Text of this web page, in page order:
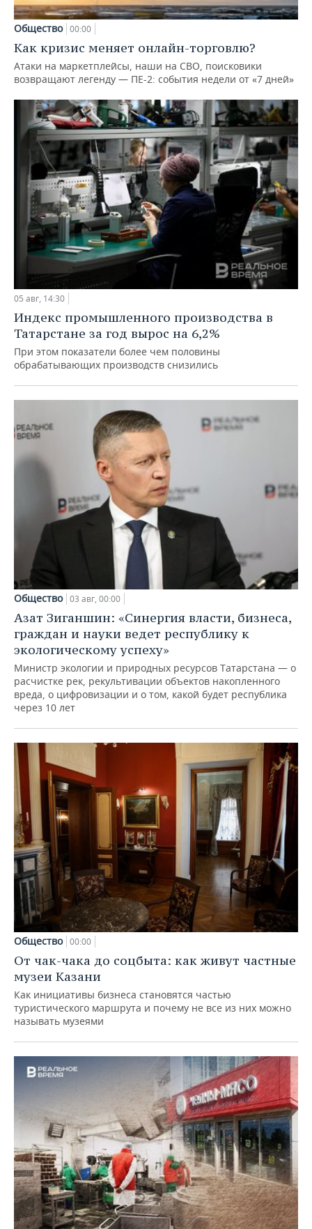
Общество 00:00
Как кризис меняет онлайн-торговлю?
Атаки на маркетплейсы, наши на СВО, поисковики
возвращают легенду — ПЕ-2: события недели от «7 дней»
05 авг, 14:30
Индекс промышленного производства в
Татарстане за год вырос на 6,2%
При этом показатели более чем половины
обрабатывающих производств снизились
Общество 03 авг, 00:00
Азат Зиганшин: «Синергия власти, бизнеса,
граждан и науки ведет республику к
экологическому успеху»
Министр экологии и природных ресурсов Татарстана — о
расчистке рек, рекультивации объектов накопленного
вреда, о цифровизации и о том, какой будет республика
через 10 лет
Общество 00:00
От чак-чака до соцбыта: как живут частные
музеи Казани
Как инициативы бизнеса становятся частью
туристического маршрута и почему не все из них можно
называть музеями